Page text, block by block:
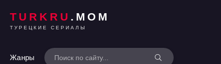
TURKRU .MOM
ТУРЕЦКИЕ СЕРИАЛЫ
Жанры